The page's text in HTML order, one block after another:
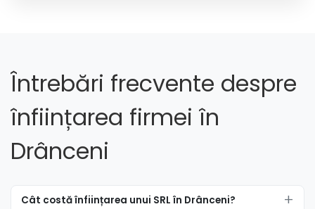
Întrebări frecvente despre
înființarea firmei în
Drânceni
Cât costă înființarea unui SRL în Drânceni?